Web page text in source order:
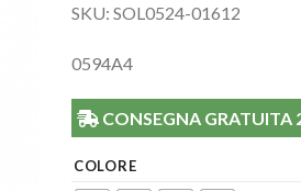
SKU: SOL0524-01612
0594A4
CONSEGNA
COLORE